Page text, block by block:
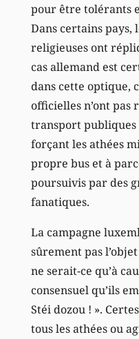
pour être tolérants
Dans certains pays,
religieuses ont
cas allemand est
dans cette optique,
officielles n’ont pas
transport publiques
forçant les athées
propre bus et à
poursuivis par des
fanatiques.
La campagne
sûrement pas
ne serait-ce qu’à
consensuel qu’ils
Stéi dozou ! ».
tous les athées ou